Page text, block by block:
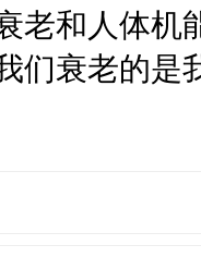
老和人体机
们衰老的是